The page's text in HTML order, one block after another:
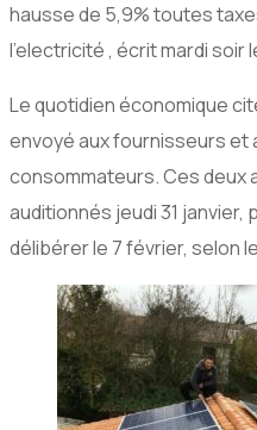
hausse de 5,9% toutes
l’electricité , écrit mardi soir
Le quotidien économique
envoyé aux fournisseurs et
consommateurs. Ces deux
auditionnés jeudi 31 janvier,
délibérer le 7 février, selon